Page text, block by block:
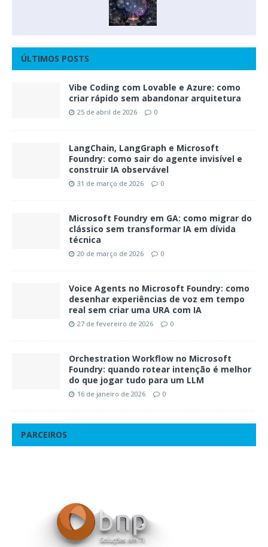
ÚLTIMOS POSTS
Vibe Coding com Lovable e Azure: como
criar rápido sem abandonar arquitetura
25 de abril de 2026 0
LangChain, LangGraph e Microsoft
Foundry: como sair do agente invisível e
construir IA observável
31 de março de 2026 0
Microsoft Foundry em GA: como migrar do
clássico sem transformar IA em dívida
técnica
20 de março de 2026 0
Voice Agents no Microsoft Foundry: como
desenhar experiências de voz em tempo
real sem criar uma URA com IA
27 de fevereiro de 2026 0
Orchestration Workflow no Microsoft
Foundry: quando rotear intenção é melhor
do que jogar tudo para um LLM
16 de janeiro de 2026 0
PARCEIROS